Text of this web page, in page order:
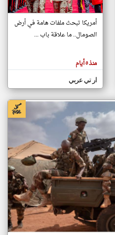
تغيير الدولة
اخبار الصومال على مدار الساعة
اخبار الصومال العاجلة والمباشرة
أمريكا تبحث ملفات هامة في أرض
الصومال.. ما علاقة باب ...
منذ ٥ أيام
ار تي عربي
klyoum.com